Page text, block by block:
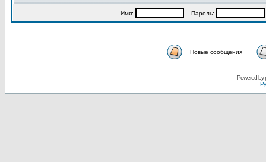
Имя: Пароль:
Новые сообщения
Powered by